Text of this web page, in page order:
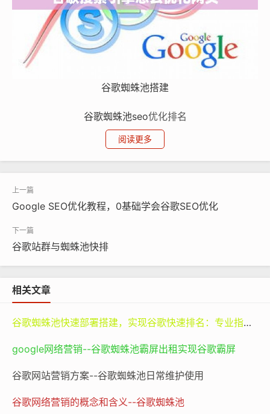
谷歌蜘蛛池搭建
谷歌蜘蛛池seo优化排名
例如，一个小型的在线手工艺品商店，它有许多精美的手
工制品等待出售。店主精心打造了一个展示这些产品的网
顾客在谷歌上搜索“手工制品”“独特手工艺品”等关键词时，
这个网页可能根本不会出现在搜索结果的前几页。这就意
味着失去了大量可能的销售机会。相反，如果网页经过了
优化，当用户输入相关关键词时，这个网页能够排在搜索
结果的前列，那么就会吸引更多的流量，进而提高产品的
论是商业网站还是非营利性组织的网站，都依赖于谷歌搜
索引擎的流量。对于大型企业来说，网页优化有助于巩固
于小微企业来说，有效的谷歌搜索引擎优化可能是它们在
网页，让更多的人了解它们的使命和活动，吸引更多的志
阅读更多
Google SEO优化教程，0基础学会谷歌SEO优化
谷歌站群与蜘蛛池快排
相关文章
谷歌蜘蛛池快速部署搭建，实现谷歌快速排名：专业指南与谷神SEO的价值
google网络营销--谷歌蜘蛛池霸屏出租实现谷歌霸屏
谷歌网站营销方案--谷歌蜘蛛池日常维护使用
谷歌网络营销的概念和含义--谷歌蜘蛛池